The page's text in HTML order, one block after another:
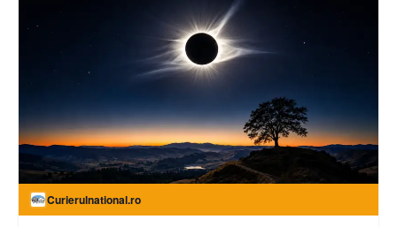
Curierulnational.ro